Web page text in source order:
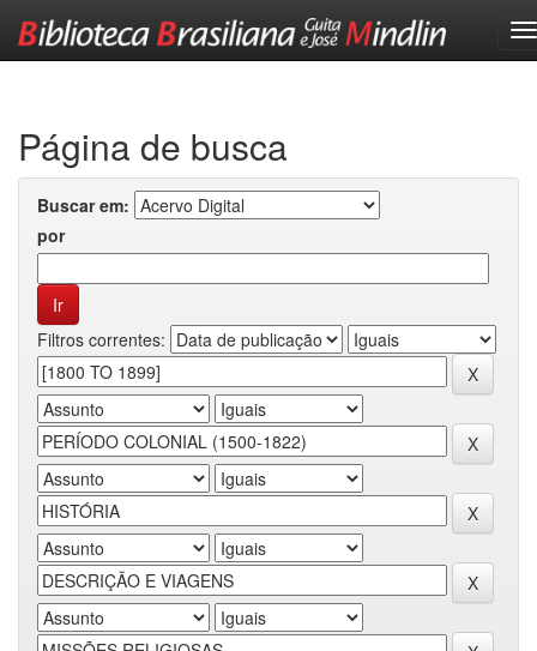
Página de busca
Buscar em:
por
Filtros correntes: